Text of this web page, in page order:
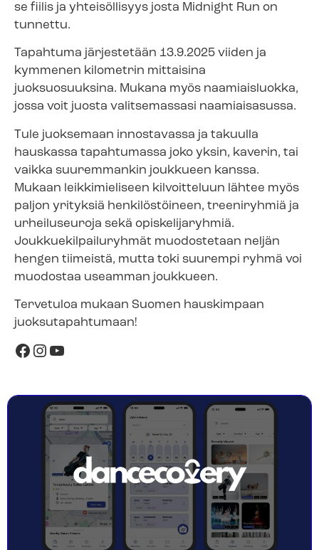
se fiilis ja yhteisöllisyys josta Midnight Run on
tunnettu.
Tapahtuma järjestetään 13.9.2025 viiden ja
kymmenen kilometrin mittaisina
juoksuosuuksina. Mukana myös naamiaisluokka,
jossa voit juosta valitsemassasi naamiaisasussa.
Tule juoksemaan innostavassa ja takuulla
hauskassa tapahtumassa joko yksin, kaverin, tai
vaikka suuremmankin joukkueen kanssa.
Mukaan leikkimieliseen kilvoitteluun lähtee myös
paljon yrityksiä henkilöstöineen, treeniryhmiä ja
urheiluseuroja sekä opiskelijaryhmiä.
Joukkuekilpailuryhmät muodostetaan neljän
hengen tiimeistä, mutta toki suurempi ryhmä voi
muodostaa useamman joukkueen.
Tervetuloa mukaan Suomen hauskimpaan
juoksutapahtumaan!